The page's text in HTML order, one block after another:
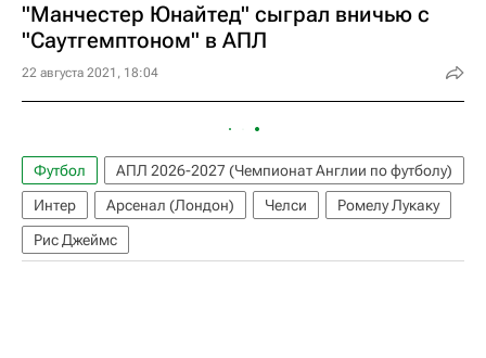
"Манчестер Юнайтед" сыграл вничью с
"Саутгемптоном" в АПЛ
22 августа 2021, 18:04
Футбол
АПЛ 2026-2027 (Чемпионат Англии по футболу)
Интер
Арсенал (Лондон) Челси
Ромелу Лукаку
Рис Джеймс